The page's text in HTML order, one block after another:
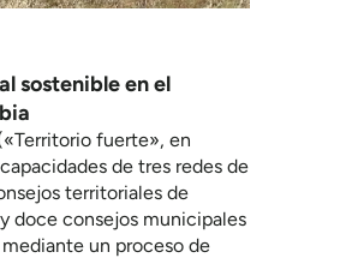
sostenible en el
fuerte», en
de tres redes de
territoriales de
doce consejos municipales
un proceso de